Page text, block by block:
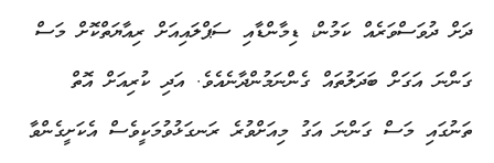
ދަށް ދުވަސްވަރެއް ކަމުން، ޑިމާންޑާއި ސަޕްލައިއަށް ރިއާޔަތްކޮށް މަސް
ގަންނަ އަގަށް ބަދަލުތައް ގެންނަމުންދާނެއެވެ. އަދި ކުރިއަށް އޮތް
ތަނުގައި މަސް ގަންނަ އަގު މިއަށްވުރެ ރަނގަޅުވުމަކީވެސް އެކަށީގެންވާ